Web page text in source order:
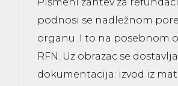
podnosi se nadležnom
organu. I to na posebnom
RFN. Uz obrazac se
dokumentacija: izvod iz